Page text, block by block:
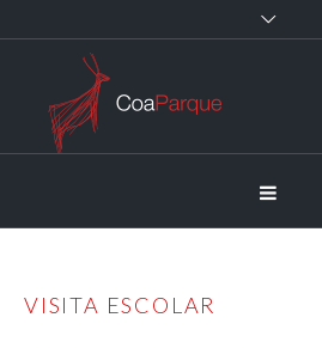
VISITA ESCOLAR